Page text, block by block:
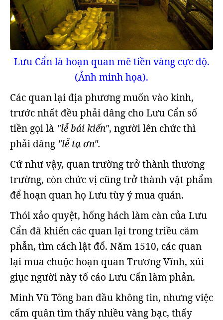
Lưu Cẩn là hoạn quan mê tiền vàng cực độ.
(Ảnh minh họa).
Các quan lại địa phương muốn vào kinh,
trước nhất đều phải dâng cho Lưu Cẩn số
tiền gọi là "lễ bái kiến", người lên chức thì
phải dâng "lễ tạ ơn".
Cứ như vậy, quan trường trở thành thương
trường, còn chức vị cũng trở thành vật phẩm
để hoạn quan họ Lưu tùy ý mua quán.
Thói xảo quyệt, hống hách làm càn của Lưu
Cẩn đã khiến các quan lại trong triều căm
phẫn, tìm cách lật đổ. Năm 1510, các quan
lại mua chuộc hoạn quan Trương Vĩnh, xúi
giục người này tố cáo Lưu Cẩn làm phản.
Minh Vũ Tông ban đầu không tin, nhưng việc
cấm quân tìm thấy nhiều vàng bạc, thấy